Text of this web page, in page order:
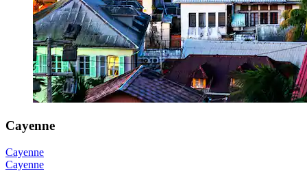
Cayenne
Cayenne
Cayenne